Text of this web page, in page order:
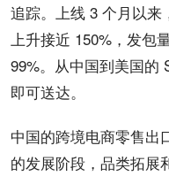
追踪。上线 3 个月以来
上升接近 150%，发包
99%。从中国到美国的
即可送达。
中国的跨境电商零售出
的发展阶段，品类拓展